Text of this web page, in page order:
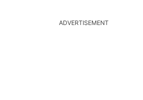
ADVERTISEMENT